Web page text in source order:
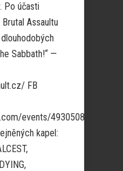
Po účasti
Assaultu
Sabbath!“ —
FB
events/493050868165392
kapel: